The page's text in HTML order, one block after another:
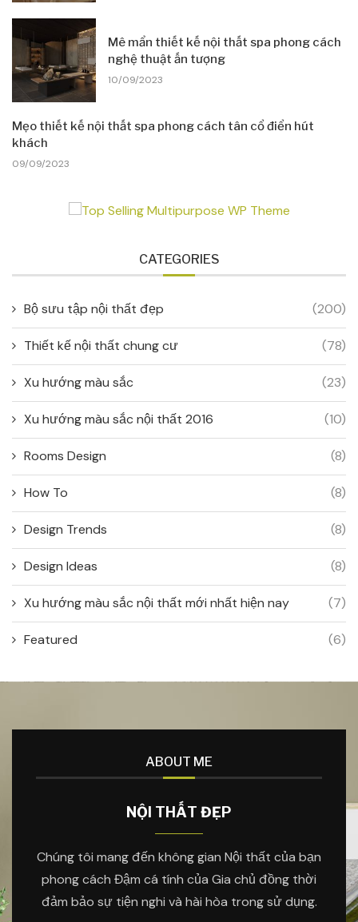
Mê mẩn thiết kế nội thất spa phong cách
nghệ thuật ấn tượng
10/09/2023
Mẹo thiết kế nội thất spa phong cách tân cổ điển hút
khách
09/09/2023
CATEGORIES
Bộ sưu tập nội thất đẹp (200)
Thiết kế nội thất chung cư (78)
Xu hướng màu sắc (23)
Xu hướng màu sắc nội thất 2016 (10)
Rooms Design (8)
How To (8)
Design Trends (8)
Design Ideas (8)
Xu hướng màu sắc nội thất mới nhất hiện nay (7)
Featured (6)
ABOUT ME
NỘI THẤT ĐẸP
Chúng tôi mang đến không gian Nội thất của bạn
phong cách Đậm cá tính của Gia chủ đồng thời
đảm bảo sự tiện nghi và hài hòa trong sử dụng.